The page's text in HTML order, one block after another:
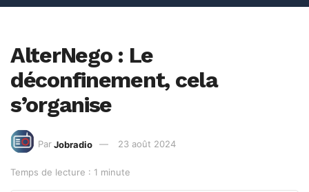
AlterNego : Le
déconfinement, cela
s’organise
Par Jobradio 23 août 2024
Temps de lecture : 1 minute